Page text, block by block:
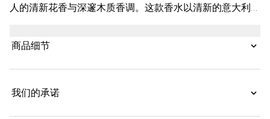
人的清新花香与深邃木质香调。这款香水以清新的意大利柑
发出温暖幽远的芬芳。这款香水留香持久，能够为各种场合
商品细节
我们的承诺